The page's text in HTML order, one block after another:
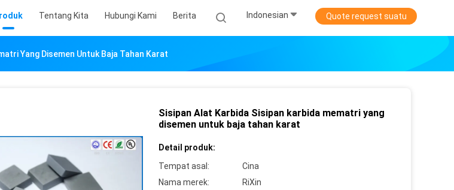
Tentang Kita Hubungi Kami Berita Indonesian Quote request suatu
Yang Disemen Untuk Baja Tahan Karat
Sisipan Alat Karbida Sisipan karbida mematri yang
disemen untuk baja tahan karat
Detail produk:
Tempat asal:
Cina
Nama merek:
RiXin